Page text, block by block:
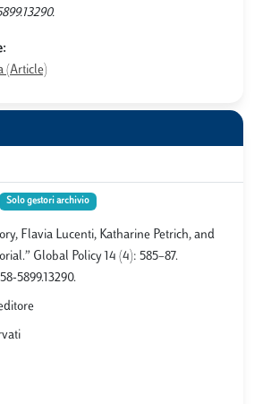
(Article)
Solo gestori archivio
Flavia Lucenti, Katharine Petrich, and
Global Policy 14 (4): 585–87.
5899.13290.